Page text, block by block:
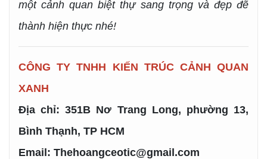
một cảnh quan biệt thự sang trọng và đẹp đẽ
thành hiện thực nhé!
CÔNG TY TNHH KIẾN TRÚC CẢNH QUAN
XANH
Địa chỉ: 351B Nơ Trang Long, phường 13,
Bình Thạnh, TP HCM
Email: Thehoangceotic@gmail.com